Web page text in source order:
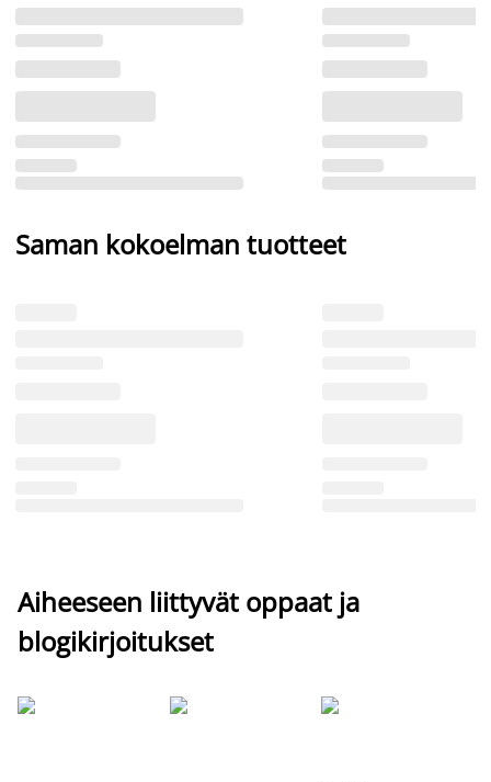
Saman kokoelman tuotteet
Aiheeseen liittyvät oppaat ja
blogikirjoitukset